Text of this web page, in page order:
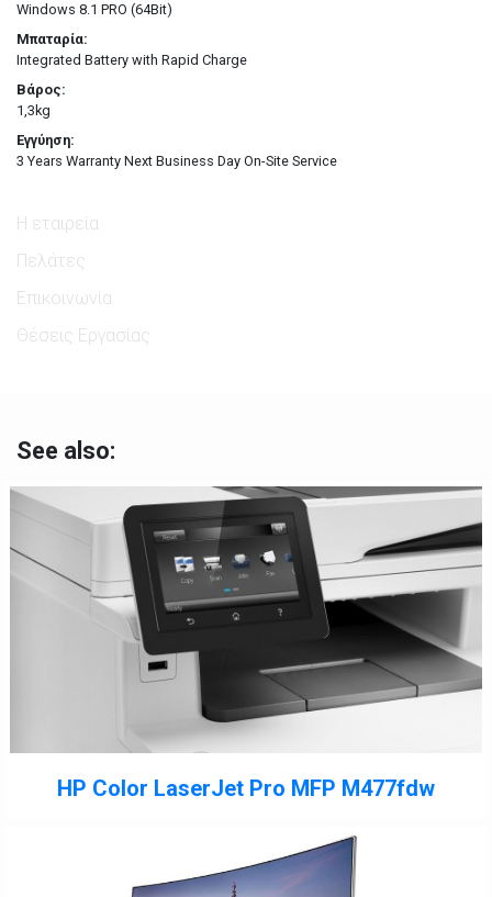
Windows 8.1 PRO (64Bit)
Μπαταρία:
Integrated Battery with Rapid Charge
Βάρος:
1,3kg
Εγγύηση:
3 Years Warranty Next Business Day On-Site Service
Η εταιρεία
Πελάτες
Επικοινωνία
Θέσεις Εργασίας
See also:
HP Color LaserJet Pro MFP M477fdw